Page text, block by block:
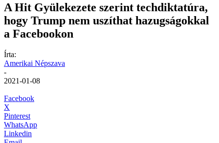
A Hit Gyülekezete szerint techdiktatúra,
hogy Trump nem uszíthat hazugságokkal
a Facebookon
Írta:
Amerikai Népszava
-
2021-01-08
Facebook
X
Pinterest
WhatsApp
Linkedin